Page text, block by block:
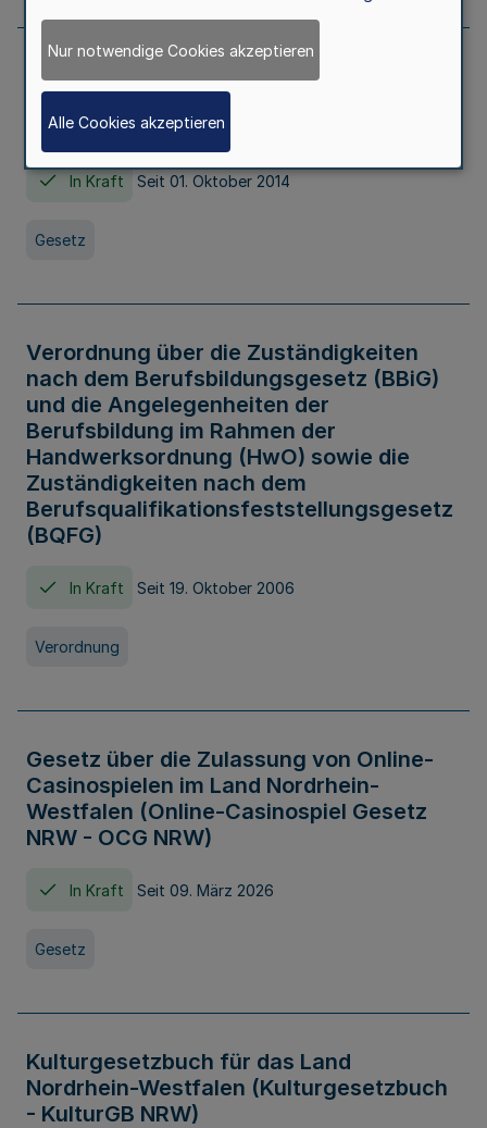
Gesetz über die Hochschulen des Landes
Nordrhein-Westfalen (Hochschulgesetz -
HG)
In Kraft Seit 01. Oktober 2014
Gesetz
Verordnung über die Zuständigkeiten
nach dem Berufsbildungsgesetz (BBiG)
und die Angelegenheiten der
Berufsbildung im Rahmen der
Handwerksordnung (HwO) sowie die
Zuständigkeiten nach dem
Berufsqualifikationsfeststellungsgesetz
(BQFG)
In Kraft Seit 19. Oktober 2006
Verordnung
Gesetz über die Zulassung von Online-
Casinospielen im Land Nordrhein-
Westfalen (Online-Casinospiel Gesetz
NRW - OCG NRW)
In Kraft Seit 09. März 2026
Gesetz
Kulturgesetzbuch für das Land
Nordrhein-Westfalen (Kulturgesetzbuch
- KulturGB NRW)
Nur notwendige Cookies akzeptieren
Alle Cookies akzeptieren